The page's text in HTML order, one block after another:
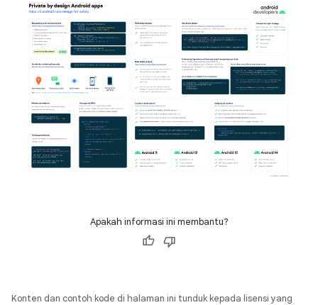
Apakah informasi ini membantu?
Konten dan contoh kode di halaman ini tunduk kepada lisensi yang